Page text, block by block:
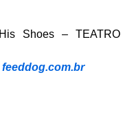
Shoes – TEATRO
feeddog.com.br